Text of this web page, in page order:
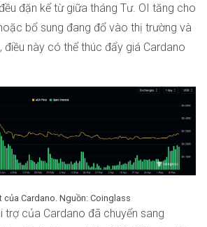
đặn kể từ giữa tháng Tư. OI tăng cho
bổ sung đang đổ vào thị trường và
điều này có thể thúc đẩy giá Cardano
của Cardano. Nguồn: Coinglass
trợ của Cardano đã chuyển sang